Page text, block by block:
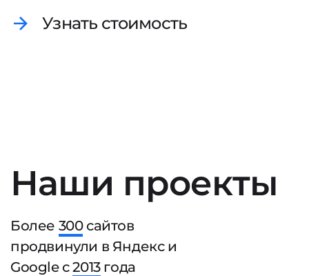
Узнать стоимость
Наши проекты
Более 300сайтов
продвинули в Яндекс и
Google с2013года